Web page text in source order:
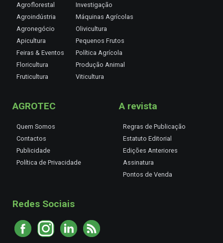
Agroflorestal
Agroindústria
Agronegócio
Apicultura
Feiras & Eventos
Floricultura
Fruticultura
Investigação
Máquinas Agrícolas
Olivicultura
Pequenos Frutos
Política Agrícola
Produção Animal
Viticultura
AGROTEC
Quem Somos
Contactos
Publicidade
Política de Privacidade
A revista
Regras de Publicação
Estatuto Editorial
Edições Anteriores
Assinatura
Pontos de Venda
Redes Sociais